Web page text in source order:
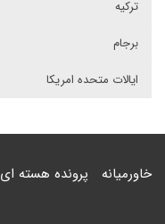
ترکیه
برجام
ایالات متحده امریکا
خاورمیانه پرونده هسته ای